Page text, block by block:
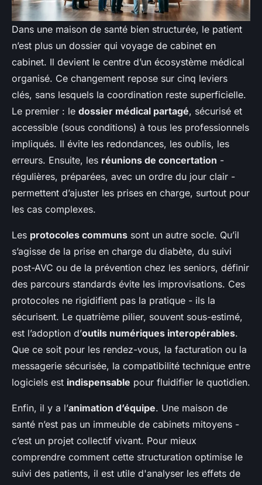
Dans une maison de santé bien structurée, le patient
n’est plus un dossier qui voyage de cabinet en
cabinet. Il devient le centre d’un écosystème médical
organisé. Ce changement repose sur cinq leviers
clés, sans lesquels la coordination reste superficielle.
Le premier : le dossier médical partagé, sécurisé et
accessible (sous conditions) à tous les professionnels
impliqués. Il évite les redondances, les oublis, les
erreurs. Ensuite, les réunions de concertation -
régulières, préparées, avec un ordre du jour clair -
permettent d’ajuster les prises en charge, surtout pour
les cas complexes.
Les protocoles communs sont un autre socle. Qu’il
s’agisse de la prise en charge du diabète, du suivi
post-AVC ou de la prévention chez les seniors, définir
des parcours standards évite les improvisations. Ces
protocoles ne rigidifient pas la pratique - ils la
sécurisent. Le quatrième pilier, souvent sous-estimé,
est l’adoption d’outils numériques interopérables.
Que ce soit pour les rendez-vous, la facturation ou la
messagerie sécurisée, la compatibilité technique entre
logiciels est indispensable pour fluidifier le quotidien.
Enfin, il y a l’animation d’équipe. Une maison de
santé n’est pas un immeuble de cabinets mitoyens -
c’est un projet collectif vivant. Pour mieux
comprendre comment cette structuration optimise le
suivi des patients, il est utile d'analyser les effets de